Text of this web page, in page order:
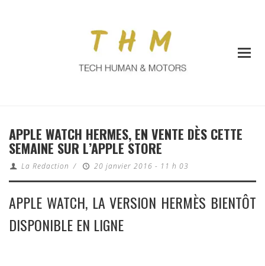
APPLE WATCH HERMES, EN VENTE DÈS CETTE
SEMAINE SUR L’APPLE STORE
La Redaction / 20 janvier 2016 - 11 h 03
APPLE WATCH, LA VERSION HERMÈS BIENTÔT
DISPONIBLE EN LIGNE